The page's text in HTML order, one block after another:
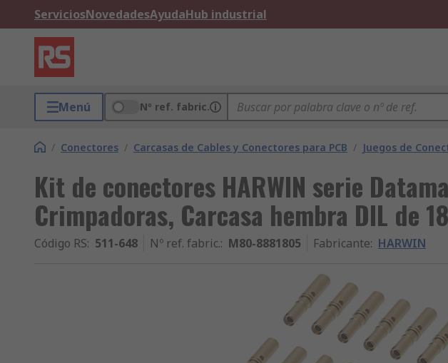
ServiciosNovedadesAyudaHub industrial
Menú Nº ref. fabric.
/ Conectores / Carcasas de Cables y Conectores para PCB / Juegos de
Kit de conectores HARWIN serie
Crimpadoras, Carcasa hembra DIL de
Código RS: 511-648 Nº ref. fabric.: M80-8881805 Fabricante: HARWIN